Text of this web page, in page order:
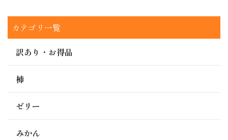
カテゴリ一覧
訳あり・お得品
柿
ゼリー
みかん